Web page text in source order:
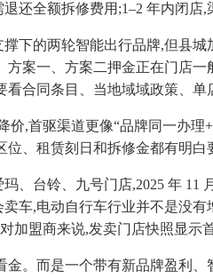
还全额拆修费用;1–2 年内闭
的两轮智能出行品牌,但县城
方案一、方案二押金正在门店
合同条目、当地域域政策、单
,首驱渠道更像“品牌同一办理+
、租赁刻日和拆修金都有明
台铃、九号门店,2025 年 11
车,电动自行车行业并不是没
加盟商来说,发卖门店快照显
而是一个带有新品牌盈利、